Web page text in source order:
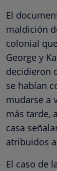
El
maldición
colonial
George y
decidieron
se habían
mudarse a
más tarde,
casa
atribuidos
El caso de